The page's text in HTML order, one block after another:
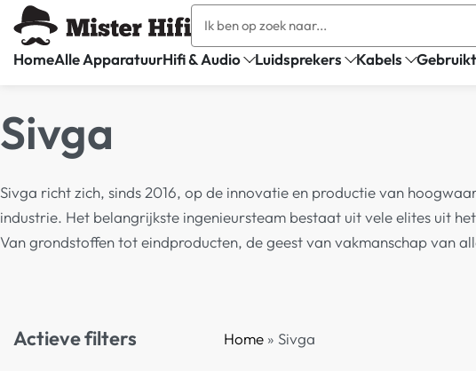
HomeAlle ApparatuurHifi & Audio Luidsprekers Kabels
Sivga
Sivga richt zich, sinds 2016, op de innovatie en productie van
industrie. Het belangrijkste ingenieursteam bestaat uit vele elites uit
Van grondstoffen tot eindproducten, de geest van vakmanschap van
Actieve filters Home» Sivga